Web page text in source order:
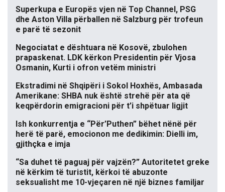
Superkupa e Europës vjen në Top Channel, PSG
dhe Aston Villa përballen në Salzburg për trofeun
e parë të sezonit
Negociatat e dështuara në Kosovë, zbulohen
prapaskenat. LDK kërkon Presidentin për Vjosa
Osmanin, Kurti i ofron vetëm ministri
Ekstradimi në Shqipëri i Sokol Hoxhës, Ambasada
Amerikane: SHBA nuk është strehë për ata që
keqpërdorin emigracioni për t’i shpëtuar ligjit
Ish konkurrentja e “Për’Puthen” bëhet nënë për
herë të parë, emocionon me dedikimin: Dielli im,
gjithçka e imja
“Sa duhet të paguaj për vajzën?” Autoritetet greke
në kërkim të turistit, kërkoi të abuzonte
seksualisht me 10-vjeçaren në një biznes familjar